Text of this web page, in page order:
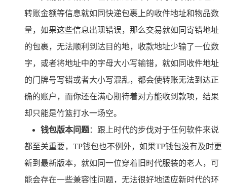
转账金额等信息就如同快递包裹上的收件地址和物品数
量，如果这些信息出现错误，那么交易就如同寄错地址
的包裹，无法顺利到达目的地，收款地址少输了一位数
字，或者将地址中的字母大小写输错，就如同收件地址
的门牌号写错或者大小写混乱，都会使转账无法到达正
确的账户，而你还在满心期待着对方能收到款项，结果
却只能是竹篮打水一场空。
钱包版本问题：跟上时代的步伐对于任何软件来说
都至关重要，TP钱包也不例外，如果TP钱包没有及时更
新到最新版本，就如同一位穿着旧时代服装的老人，可
能会存在一些兼容性问题，无法很好地适应新时代的环